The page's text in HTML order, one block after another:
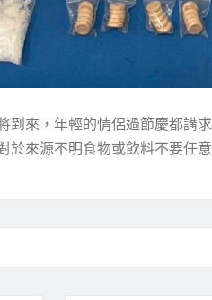
到來，年輕的情侶過節慶都講
於來源不明食物或飲料不要任